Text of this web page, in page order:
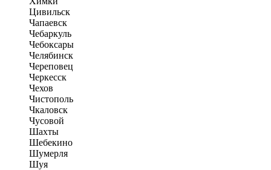
Цивильск
Чапаевск
Чебаркуль
Чебоксары
Челябинск
Череповец
Черкесск
Чехов
Чистополь
Чкаловск
Чусовой
Шахты
Шебекино
Шумерля
Шуя